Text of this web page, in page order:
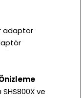
adaptör
SHS800X ve